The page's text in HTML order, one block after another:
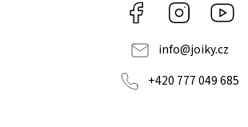
Facebook Instagram
info@joiky.cz
+420 777 049 685